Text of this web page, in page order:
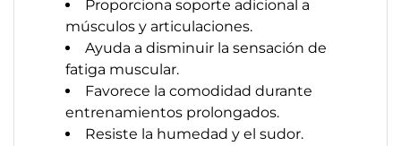
Proporciona soporte adicional a
músculos y articulaciones.
Ayuda a disminuir la sensación de
fatiga muscular.
Favorece la comodidad durante
entrenamientos prolongados.
Resiste la humedad y el sudor.